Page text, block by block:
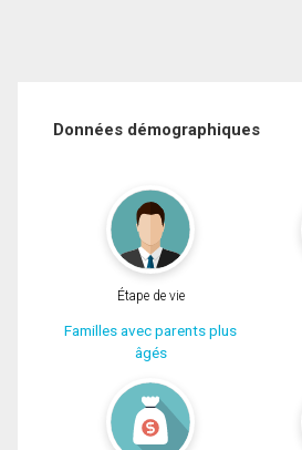
Données démographiques
Étape de vie
Familles avec parents plus
âgés